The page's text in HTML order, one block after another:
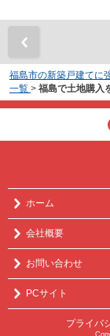
福島市の新築戸建てに
一覧 > 福島で土地購入
ホーム
会社概要
お問い合わせ
PCサイト
プライバ